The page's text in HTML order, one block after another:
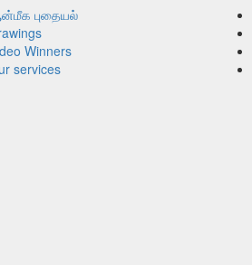
புதையல்
Winners
services